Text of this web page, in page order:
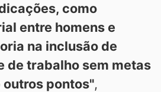
como
entre homens e
na inclusão de
de trabalho sem metas
pontos",